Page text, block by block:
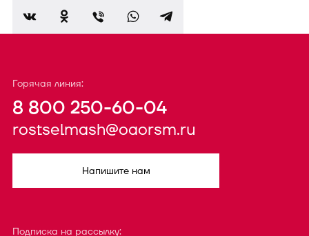
Горячая линия:
8 800 250-60-04
rostselmash@oaorsm.ru
Напишите нам
Подписка на рассылку: